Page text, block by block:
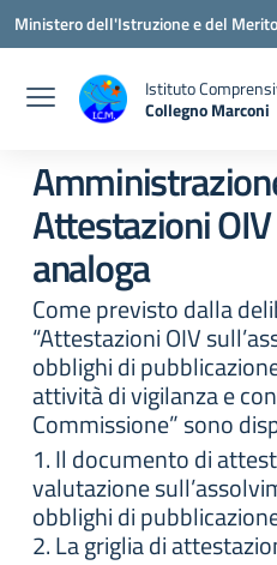
Vai ai contenuti
Vai al menu di navigazione
Vai al footer
Ministero dell'Istruzione e del Merito
Istituto
Collegno Marconi
Attestazioni
analoga
Come previsto dalla
“Attestazioni OIV
obblighi di
attività di vigilanza e
Commissione” sono
1. Il documento di
valutazione
obblighi di
2. La griglia di